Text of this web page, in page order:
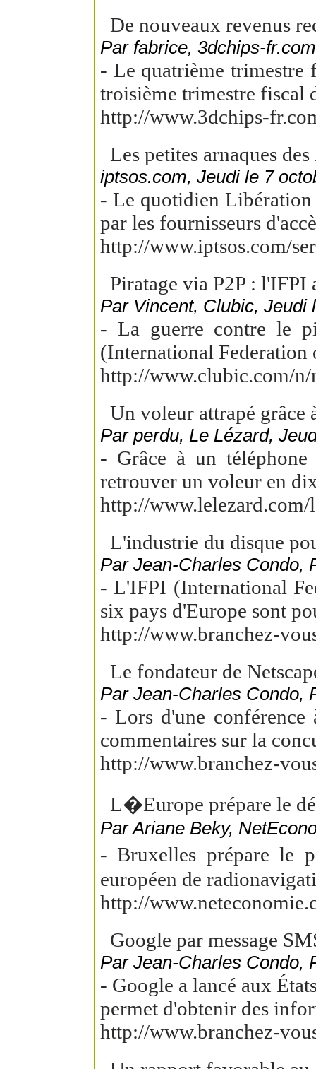
De nouveaux revenus
Par fabrice, 3dchips-
- Le quatrième trimestre
troisième trimestre fiscal
http://www.3dchips-
Les petites arnaques
iptsos.com, Jeudi le 7
- Le quotidien Libération
par les fournisseurs
http://www.iptsos.com/
Piratage via P2P : l'IFPI
Par Vincent, Clubic, Jeudi
- La guerre contre le
(International Federation
http://www.clubic.com/
Un voleur attrapé grâce
Par perdu, Le Lézard,
- Grâce à un
retrouver un voleur en
http://www.lelezard.com/
L'industrie du disque
Par Jean-Charles Condo,
- L'IFPI (International
six pays d'Europe sont
http://www.branchez-
Le fondateur de
Par Jean-Charles Condo,
- Lors d'une conférence
commentaires sur la
http://www.branchez-
L�Europe prépare le
Par Ariane Beky,
- Bruxelles prépare le
européen de
http://
Google par message
Par Jean-Charles Condo,
- Google a lancé aux
permet d'obtenir des
http://www.branchez-